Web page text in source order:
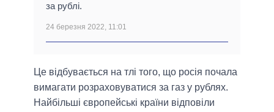
за рублі.
24 березня 2022, 11:01
Це відбувається на тлі того, що росія почала
вимагати розраховуватися за газ у рублях.
Найбільші європейські країни відповіли